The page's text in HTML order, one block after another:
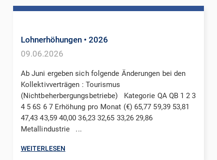
Lohnerhöhungen • 2026
09.06.2026
Ab Juni ergeben sich folgende Änderungen bei den
Kollektivverträgen : Tourismus
(Nichtbeherbergungsbetriebe) Kategorie QA QB 1 2 3
4 5 6S 6 7 Erhöhung pro Monat (€) 65,77 59,39 53,81
47,43 43,59 40,00 36,23 32,65 33,26 29,86
Metallindustrie ...
WEITERLESEN